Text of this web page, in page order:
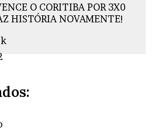
O CORITIBA POR 3X0
HISTÓRIA NOVAMENTE!